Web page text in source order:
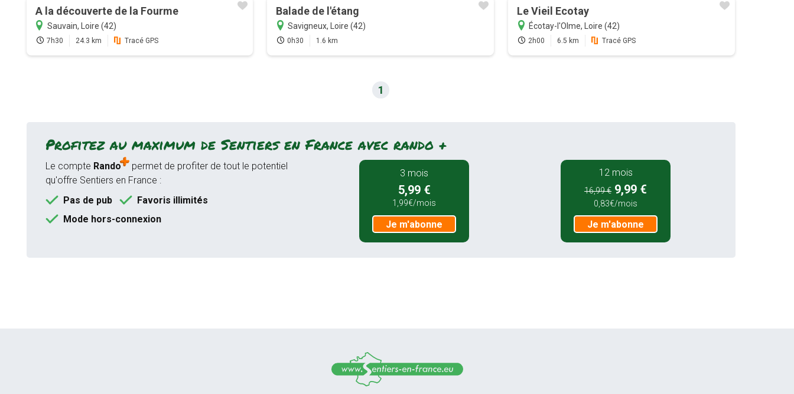
A la découverte de la Fourme
Sauvain, Loire (42)
7h30 24.3 km Tracé GPS
Balade de l'étang
Savigneux, Loire (42)
0h30 1.6 km
Le Vieil Ecotay
Écotay-l'Olme, Loire (42)
2h00 6.5 km Tracé GPS
1
Profitez au maximum de Sentiers en France avec rando +
Le compte Rando
permet de profiter de tout le potentiel
qu'offre Sentiers en France :
Pas de pub
Favoris illimités
Mode hors-connexion
3 mois
5,99 €
1,99€/mois
Je m'abonne
12 mois
16,99 € 9,99 €
0,83€/mois
Je m'abonne